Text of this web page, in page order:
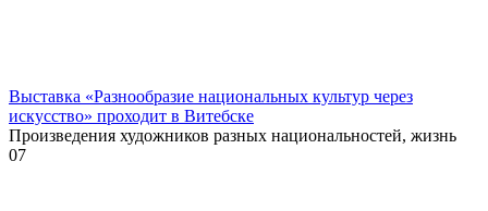
Выставка «Разнообразие национальных культур через
искусство» проходит в Витебске
Произведения художников разных национальностей, жизнь
07